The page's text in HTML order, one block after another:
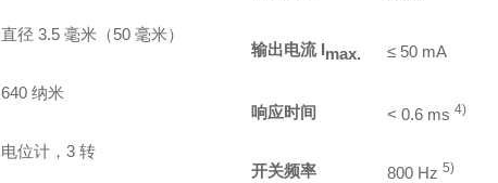
直径 3.5 毫米（50 毫米）
640 纳米
电位计，3 转
输出电流 Imax. ≤ 50 mA
响应时间 < 0.6 ms4)
开关频率 800 Hz5)